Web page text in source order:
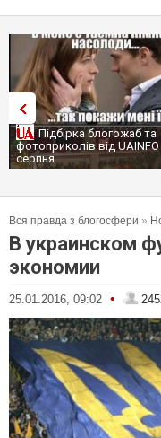
Підбірка блогожаб та
фотоприколів від UAINFO
серпня
Вся правда з блогосфери »
В украинском
экономии
25.01.2016, 09:02 •